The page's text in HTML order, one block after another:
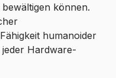
können.
humanoider
Hardware-